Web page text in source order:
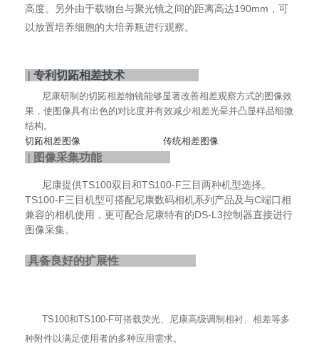
高度。另外由于载物台与聚光镜之间的距离高达190mm，可
以放置培养细胞的大培养瓶进行观察。
| 专利切跖相差技术
尼康研制的切跖相差物镜能够显著改善相差观察方式的图像效
果，使图像具有出色的对比度并有效减少相差光晕并凸显样品细微
结构。
切跖相差图像 传统相差图像
| 图像采集功能
尼康提供TS100双目和TS100-F三目两种机型选择。
TS100-F三目机型可搭配尼康数码相机系列产品及与C端口相
兼容的相机使用，更可配合尼康特有的DS-L3控制器直接进行
图像采集。
具备良好的扩展性
TS100和TS100-F可搭载荧光、尼康高级调制相衬、相差等多
种附件以满足使用者的多种应用需求。